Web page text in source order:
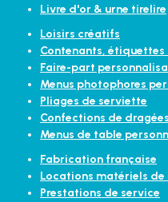
Livre d'or & urne tirelire
Loisirs créatifs
Contenants, étiquettes
Faire-part
Menus photophores
Pliages de serviette
Confections de dragées
Menus de table
Fabrication française
Locations matériels
Prestations de service